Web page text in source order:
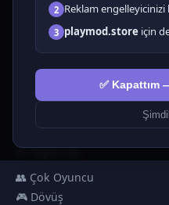
2 Reklam
3 playmod.store için
✅ Kapattım
🧩 Bulmacalar
🎮 Tıklayıcı
💅 Kızlar
🕹️ Arcade
🎮 Hypercasual
🎮 Erkekler
🎯 Nişancılık
👥 Çok Oyuncu
🎮 Dövüş